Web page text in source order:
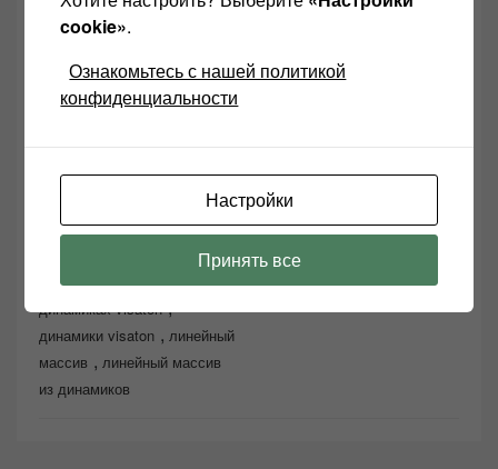
Visaton ,акустика на
динамиках visaton ,
динамики visaton , линейный
массив , линейный массив
из динамиков
cookie».
Ознакомьтесь с нашей политикой
конфиденциальности
Настройки
Принять все